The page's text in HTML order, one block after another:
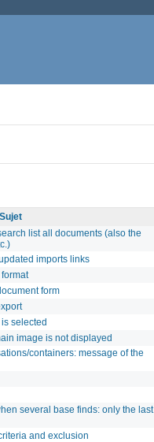
Sujet
list all documents (also the
imports links
form
selected
image is not displayed
containers: message of the
several base finds: only the last
and exclusion